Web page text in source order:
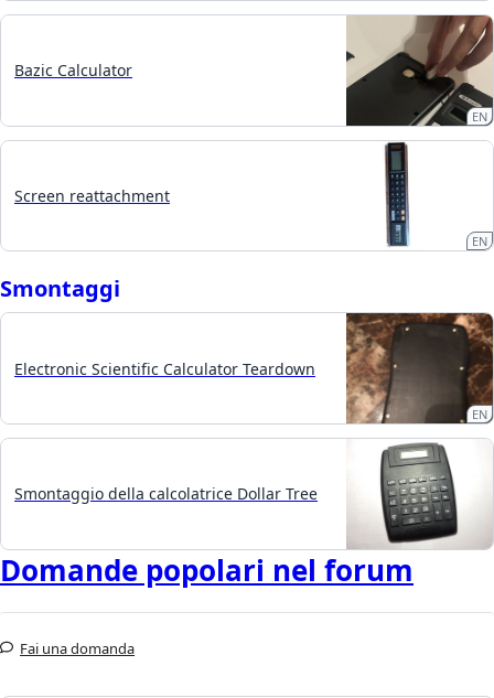
Bazic Calculator
EN
Screen reattachment
EN
Smontaggi
Electronic Scientific Calculator Teardown
EN
Smontaggio della calcolatrice Dollar Tree
Domande popolari nel forum
Fai una domanda